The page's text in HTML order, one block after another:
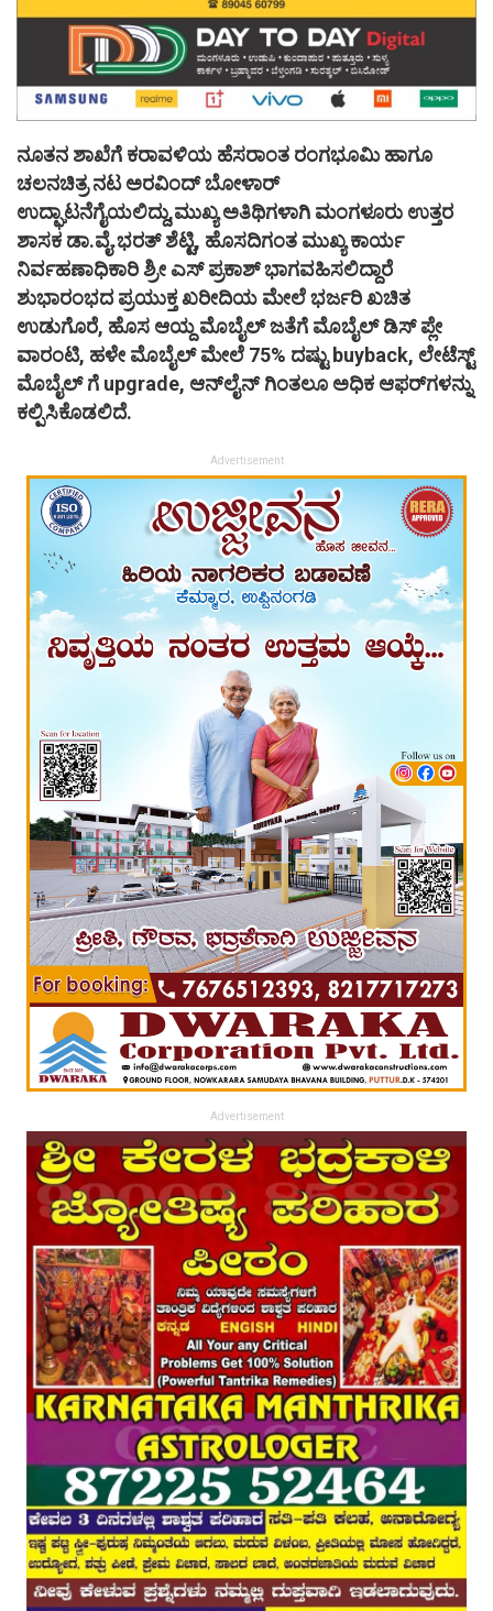
ನೂತನ ಶಾಖೆಗೆ ಕರಾವಳಿಯ ಹೆಸರಾಂತ ರಂಗಭೂಮಿ ಹಾಗೂ
ಚಲನಚಿತ್ರ ನಟ ಅರವಿಂದ್ ಬೋಳಾರ್
ಉದ್ಘಾಟನೆಗೈಯಲಿದ್ದು,ಮುಖ್ಯ ಅತಿಥಿಗಳಾಗಿ ಮಂಗಳೂರು ಉತ್ತರ
ಶಾಸಕ ಡಾ.ವೈ.ಭರತ್ ಶೆಟ್ಟಿ, ಹೊಸದಿಗಂತ ಮುಖ್ಯ ಕಾರ್ಯ
ನಿರ್ವಹಣಾಧಿಕಾರಿ ಶ್ರೀ ಎಸ್ ಪ್ರಕಾಶ್ ಭಾಗವಹಿಸಲಿದ್ದಾರೆ
ಶುಭಾರಂಭದ ಪ್ರಯುಕ್ತ ಖರೀದಿಯ ಮೇಲೆ ಭರ್ಜರಿ ಖಚಿತ
ಉಡುಗೊರೆ, ಹೊಸ ಆಯ್ದ ಮೊಬೈಲ್ ಜತೆಗೆ ಮೊಬೈಲ್ ಡಿಸ್ ಪ್ಲೇ
ವಾರಂಟಿ, ಹಳೇ ಮೊಬೈಲ್ ಮೇಲೆ 75% ದಷ್ಟು buyback, ಲೇಟೆಸ್ಟ್
ಮೊಬೈಲ್ ಗೆ upgrade, ಆನ್‌ಲೈನ್ ಗಿಂತಲೂ ಅಧಿಕ ಆಫರ್‌ಗಳನ್ನು
ಕಲ್ಪಿಸಿಕೊಡಲಿದೆ.
Advertisement
Advertisement